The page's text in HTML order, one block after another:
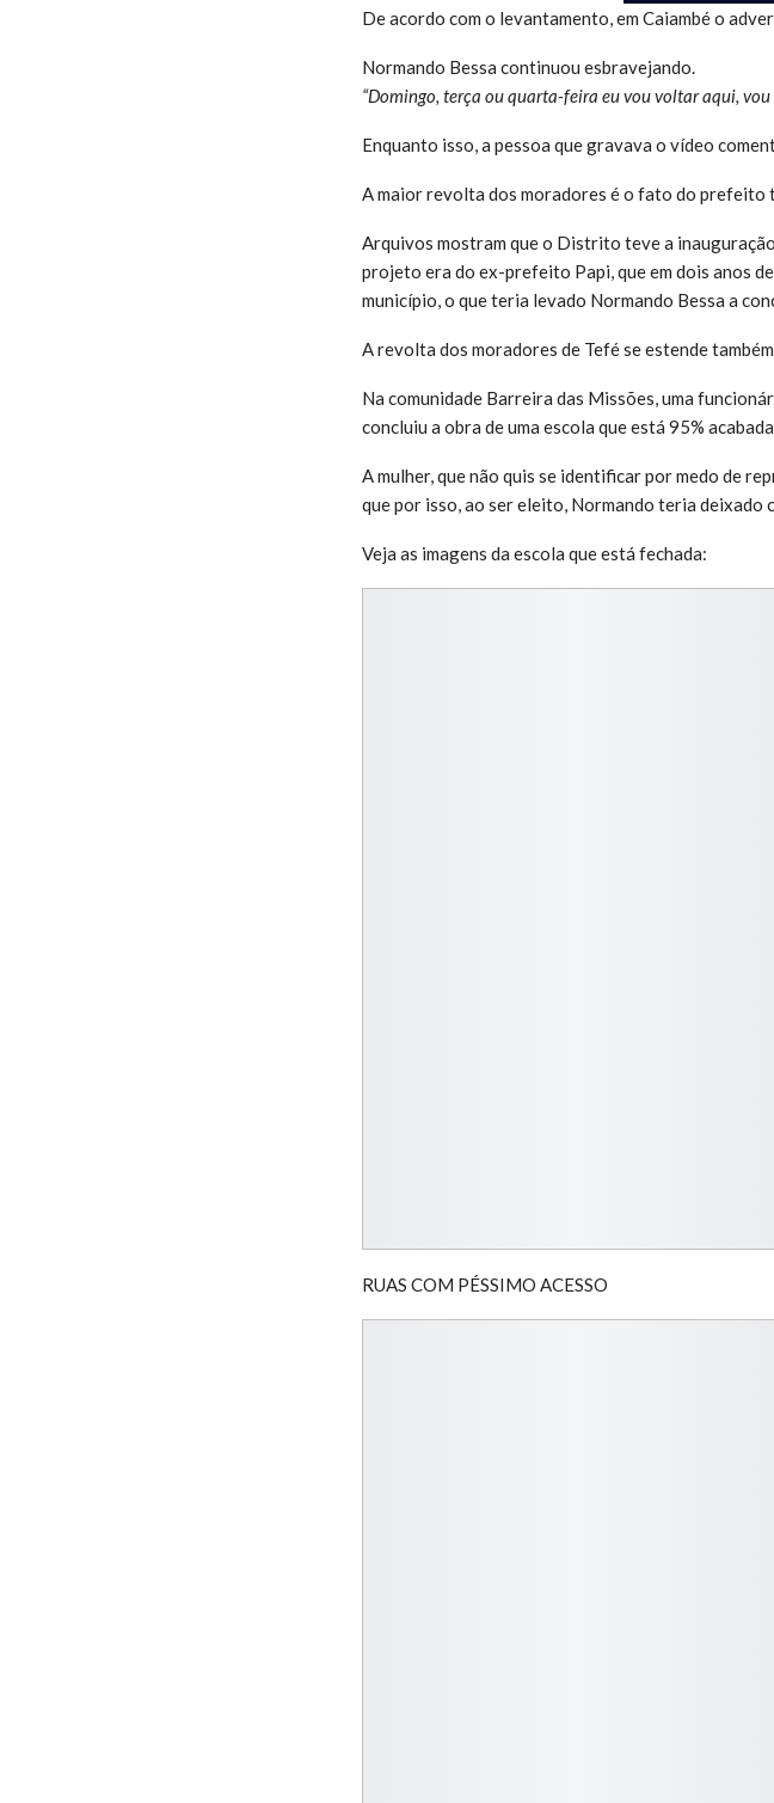
De acordo com o levantamento, em Caiambé o
Normando Bessa continuou esbravejando.
“Domingo, terça ou quarta-feira eu vou voltar aqui, vou
Enquanto isso, a pessoa que gravava o vídeo
A maior revolta dos moradores é o fato do prefeito
Arquivos mostram que o Distrito teve a
projeto era do ex-prefeito Papi, que em dois anos
município, o que teria levado Normando Bessa a
A revolta dos moradores de Tefé se estende
Na comunidade Barreira das Missões, uma
concluiu a obra de uma escola que está 95% acabada.
A mulher, que não quis se identificar por medo de
que por isso, ao ser eleito, Normando teria deixado
Veja as imagens da escola que está fechada:
RUAS COM PÉSSIMO ACESSO